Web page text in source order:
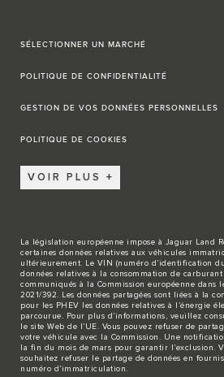
SÉLECTIONNER UN MARCHÉ
POLITIQUE DE CONFIDENTIALITÉ
GESTION DE VOS DONNÉES PERSONNELLES
POLITIQUE DE COOKIES
VOIR PLUS
La législation européenne impose à Jaguar Land
certaines données relatives aux véhicules
ultérieurement. Le VIN (numéro d’identification
données relatives à la consommation de
communiqués à la Commission européenne dans
2021/392. Les données partagées sont liées à la
pour les PHEV les données relatives à l’énergie
parcourue. Pour plus d’informations, veuillez
le site Web de l’UE . Vous pouvez refuser de
votre véhicule avec la Commission. Une
la fin du mois de mars pour garantir l’exclusion.
souhaitez refuser le partage de données en
numéro d’immatriculation.